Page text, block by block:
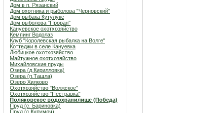
Дом в п. Рязанский
Дом охотника и рыболова "Черновский"
Дом рыбака Кутулуке
Дом рыболова "Проран"
Кануевское охотхозяйство
Кемпинг Водолаз
Клуб "Королевская рыбалка на Волге"
Коттеджи в селе Кануевка
Любицкое охотхозяйство
Майтужное охотхозяйство
Михайловские пруды
Озера (д.Кирилловка)
Озера (п.Ташла)
Озеро Хилково
Охотхозяйство "Волжское"
Охотхозяйство "Пестравка"
Поляковское водохранилище (Победа)
Пруд (с. Бариновка)
Пруд (с.Курумоч)